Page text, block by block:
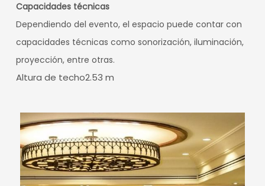
Capacidades técnicas
Dependiendo del evento, el espacio puede contar con
capacidades técnicas como sonorización, iluminación,
proyección, entre otras.
Altura de techo2.53 m